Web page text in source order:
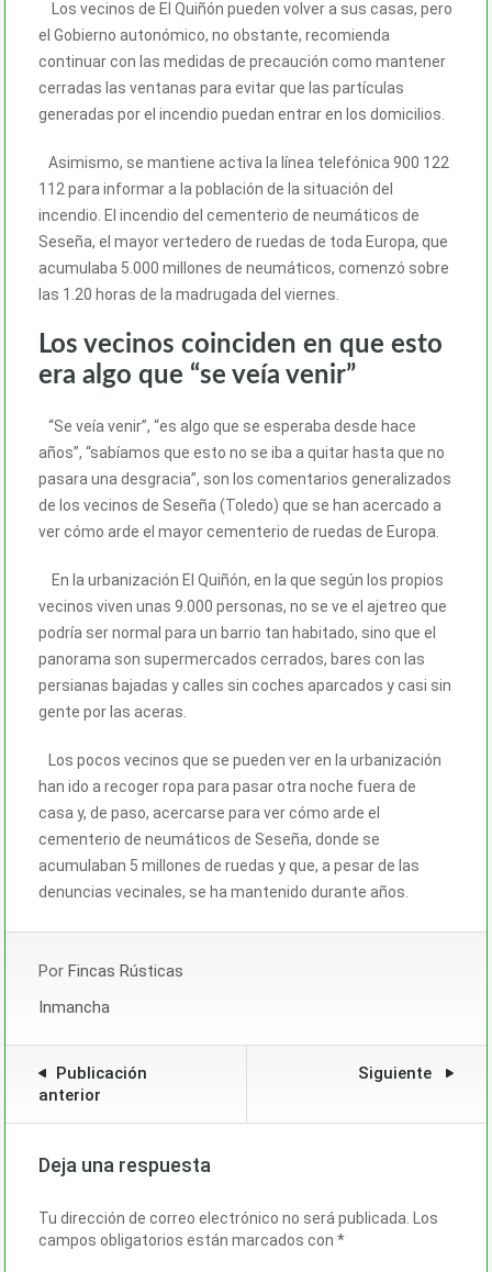
Los vecinos de El Quiñón pueden volver a sus casas, pero
el Gobierno autonómico, no obstante, recomienda
continuar con las medidas de precaución como mantener
cerradas las ventanas para evitar que las partículas
generadas por el incendio puedan entrar en los domicilios.
Asimismo, se mantiene activa la línea telefónica 900 122
112 para informar a la población de la situación del
incendio. El incendio del cementerio de neumáticos de
Seseña, el mayor vertedero de ruedas de toda Europa, que
acumulaba 5.000 millones de neumáticos, comenzó sobre
las 1.20 horas de la madrugada del viernes.
Los vecinos coinciden en que esto
era algo que “se veía venir”
“Se veía venir”, “es algo que se esperaba desde hace
años”, “sabíamos que esto no se iba a quitar hasta que no
pasara una desgracia”, son los comentarios generalizados
de los vecinos de Seseña (Toledo) que se han acercado a
ver cómo arde el mayor cementerio de ruedas de Europa.
En la urbanización El Quiñón, en la que según los propios
vecinos viven unas 9.000 personas, no se ve el ajetreo que
podría ser normal para un barrio tan habitado, sino que el
panorama son supermercados cerrados, bares con las
persianas bajadas y calles sin coches aparcados y casi sin
gente por las aceras.
Los pocos vecinos que se pueden ver en la urbanización
han ido a recoger ropa para pasar otra noche fuera de
casa y, de paso, acercarse para ver cómo arde el
cementerio de neumáticos de Seseña, donde se
acumulaban 5 millones de ruedas y que, a pesar de las
denuncias vecinales, se ha mantenido durante años.
Por Fincas Rústicas
Inmancha
Publicación
anterior
Siguiente
Deja una respuesta
Tu dirección de correo electrónico no será publicada. Los
campos obligatorios están marcados con *